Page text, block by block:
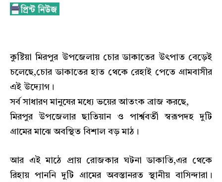
কুষ্টিয়া মিরপুর উপজেলায় চোর ডাকাতের উৎপাত বেড়েই
চলেছে,চোর ডাকাতের হাত থেকে রেহাই পেতে গ্রামবাসীর
এই উদ্যোগ।
সর্ব সাধারণ মানুষের মধ্যে ভয়ের আতংক ব্রাজ করছে,
মিরপুর উপজেলার ছাতিয়ান ও পার্শ্ববর্তী স্বরূপদহ দুটি
গ্রামের মাঝে অবস্থিত বিশাল বড় মাঠ।
আর এই মাঠে প্রায় রোজকার ঘটনা ডাকাতি,এর থেকে
রিহায় পাননি দুটি গ্রামের অবস্তানরত স্থানীয় বাসিন্দারা।